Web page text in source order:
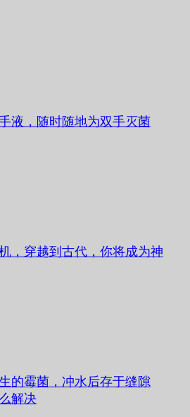
液，随时随地为双手灭菌
，穿越到古代，你将成为神
的霉菌，冲水后存于缝隙
解决